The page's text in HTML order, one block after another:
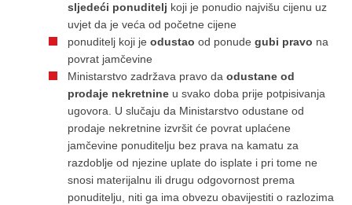
sljedeći ponuditelj koji je ponudio najvišu cijenu uz
uvjet da je veća od početne cijene
ponuditelj koji jeodustao od ponudegubi pravo na
povrat jamčevine
Ministarstvo zadržava pravo daodustane od
prodaje nekretnine u svako doba prije potpisivanja
ugovora. U slučaju da Ministarstvo odustane od
prodaje nekretnine izvršit će povrat uplaćene
jamčevine ponuditelju bez prava na kamatu za
razdoblje od njezine uplate do isplate i pri tome ne
snosi materijalnu ili drugu odgovornost prema
ponuditelju, niti ga ima obvezu obavijestiti o razlozima